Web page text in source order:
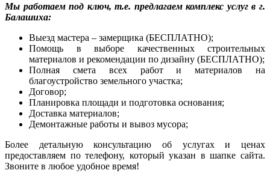
Мы работаем под ключ, т.е. предлагаем комплекс услуг в г.
Балашиха:
Выезд мастера – замерщика (БЕСПЛАТНО);
Помощь в выборе качественных строительных
материалов и рекомендации по дизайну (БЕСПЛАТНО);
Полная смета всех работ и материалов на
благоустройство земельного участка;
Договор;
Планировка площади и подготовка основания;
Доставка материалов;
Демонтажные работы и вывоз мусора;
Более детальную консультацию об услугах и ценах
предоставляем по телефону, который указан в шапке сайта.
Звоните в любое удобное время!